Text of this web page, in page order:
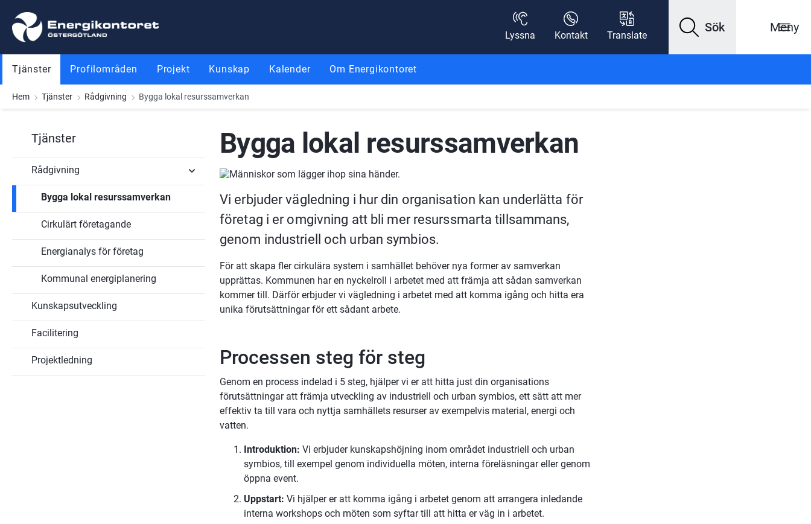
Gå till innehåll
Gå till meny
Gå till sidfot
Lyssna
Kontakt Translate
Sök Meny
Tjänster Profilområden Projekt Kunskap Kalender Om Energikontoret
Hem Tjänster Rådgivning Bygga lokal resurssamverkan
Tjänster
Rådgivning
Undersidor
för
Rådgivning
Bygga lokal resurssamverkan
Cirkulärt företagande
Energianalys för företag
Kommunal energiplanering
Kunskapsutveckling
Facilitering
Projektledning
Bygga lokal resurssamverkan
Vi erbjuder vägledning i hur din organisation kan underlätta för
företag i er omgivning att bli mer resurssmarta tillsammans,
genom industriell och urban symbios.
För att skapa fler cirkulära system i samhället behöver nya former av samverkan
upprättas. Kommunen har en nyckelroll i arbetet med att främja att sådan samverkan
kommer till. Därför erbjuder vi vägledning i arbetet med att komma igång och hitta era
unika förutsättningar för ett sådant arbete.
Processen steg för steg
Genom en process indelad i 5 steg, hjälper vi er att hitta just din organisations
förutsättningar att främja utveckling av industriell och urban symbios, ett sätt att mer
effektiv ta till vara och nyttja samhällets resurser av exempelvis material, energi och
vatten.
Introduktion: Vi erbjuder kunskapshöjning inom området industriell och urban
symbios, till exempel genom individuella möten, interna föreläsningar eller genom
öppna event.
Uppstart: Vi hjälper er att komma igång i arbetet genom att arrangera inledande
interna workshops och möten som syftar till att hitta er väg in i arbetet.